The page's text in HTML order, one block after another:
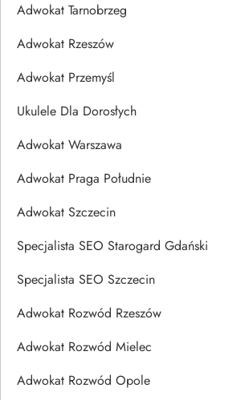
Adwokat Tarnobrzeg
Adwokat Rzeszów
Adwokat Przemyśl
Ukulele Dla Dorosłych
Adwokat Warszawa
Adwokat Praga Południe
Adwokat Szczecin
Specjalista SEO Starogard Gdański
Specjalista SEO Szczecin
Adwokat Rozwód Rzeszów
Adwokat Rozwód Mielec
Adwokat Rozwód Opole